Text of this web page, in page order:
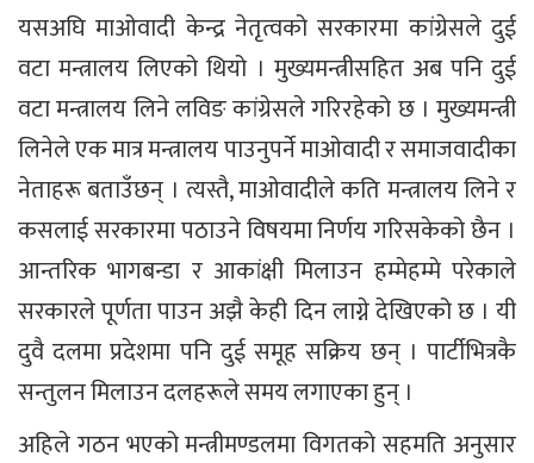
यसअघि माओवादी केन्द्र नेतृत्वको सरकारमा कांग्रेसले दुई
वटा मन्त्रालय लिएको थियो । मुख्यमन्त्रीसहित अब पनि दुई
वटा मन्त्रालय लिने लविङ कांग्रेसले गरिरहेको छ । मुख्यमन्त्री
लिनेले एक मात्र मन्त्रालय पाउनुपर्ने माओवादी र समाजवादीका
नेताहरू बताउँछन् । त्यस्तै, माओवादीले कति मन्त्रालय लिने र
कसलाई सरकारमा पठाउने विषयमा निर्णय गरिसकेको छैन ।
आन्तरिक भागबन्डा र आकांक्षी मिलाउन हम्मेहम्मे परेकाले
सरकारले पूर्णता पाउन अझै केही दिन लाग्ने देखिएको छ । यी
दुवै दलमा प्रदेशमा पनि दुई समूह सक्रिय छन् । पार्टीभित्रकै
सन्तुलन मिलाउन दलहरूले समय लगाएका हुन् ।
अहिले गठन भएको मन्त्रीमण्डलमा विगतको सहमति अनुसार